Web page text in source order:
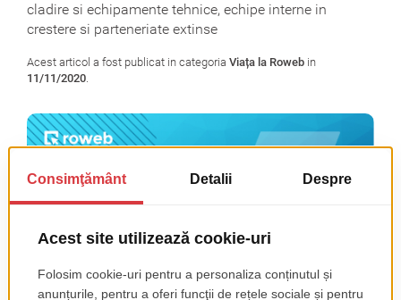
cladire si echipamente tehnice, echipe interne in
crestere si parteneriate extinse
Acest articol a fost publicat in categoria Viața la Roweb in
11/11/2020.